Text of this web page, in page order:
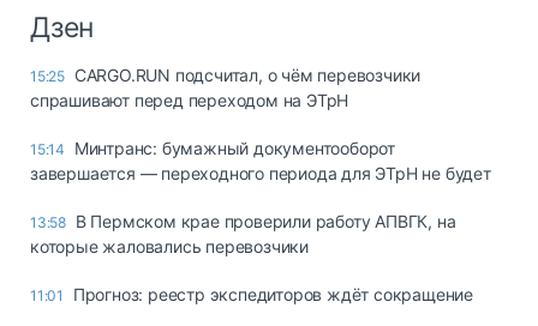
Дзен
15:25 CARGO.RUN подсчитал, о чём перевозчики
спрашивают перед переходом на ЭТрН
15:14
Минтранс: бумажный документооборот
завершается — переходного периода для ЭТрН не будет
13:58 В Пермском крае проверили работу АПВГК, на
которые жаловались перевозчики
11:01 Прогноз: реестр экспедиторов ждёт сокращение